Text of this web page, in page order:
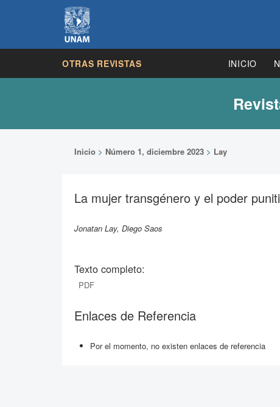
OTRAS REVISTAS INICIO
Inicio > Número 1, diciembre 2023 > Lay
La mujer transgénero y el poder
Jonatan Lay, Diego Saos
Texto completo:
PDF
Enlaces de Referencia
Por el momento, no existen enlaces de referencia